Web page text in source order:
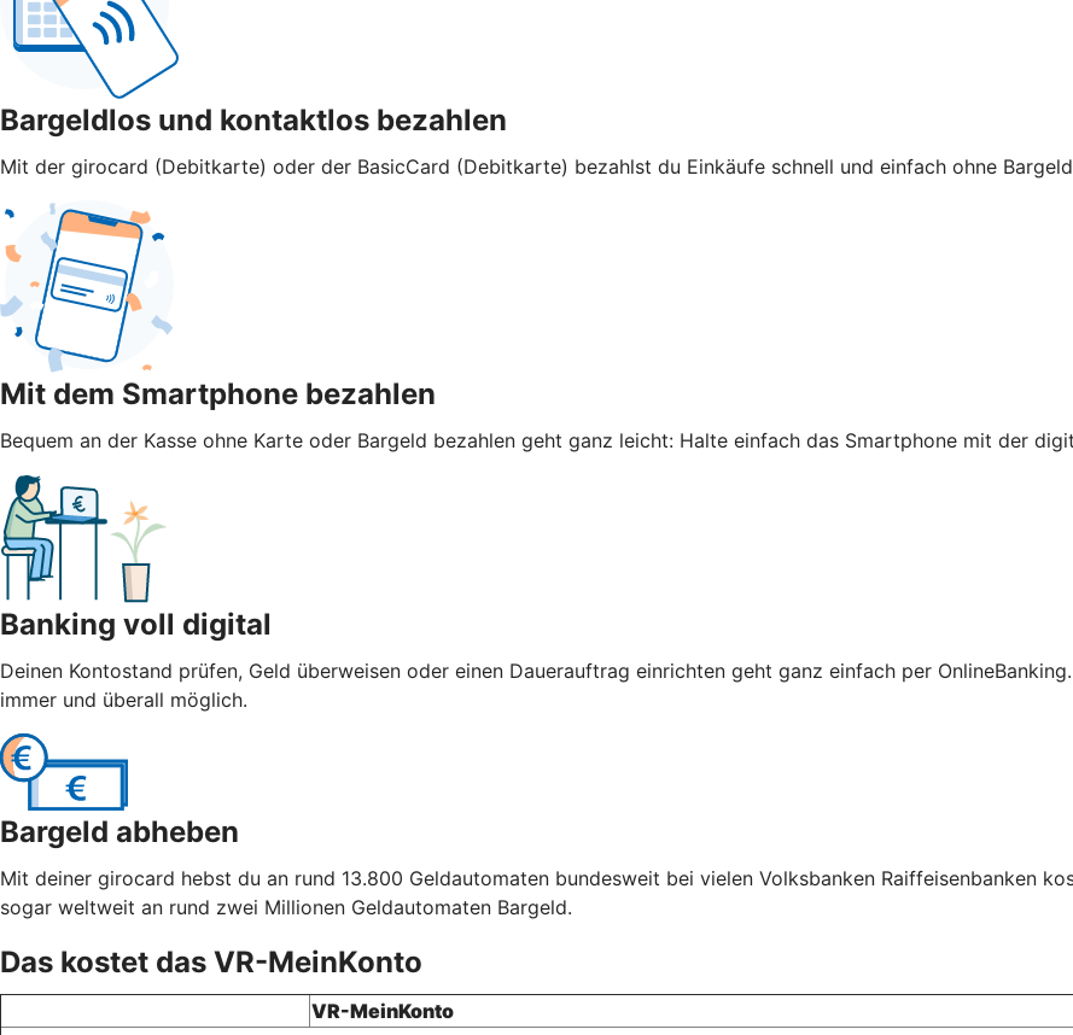
Bargeldlos und kontaktlos bezahlen
Mit der girocard (Debitkarte) oder der BasicCard (Debitkarte) bezahlst du Einkäufe schnell und einfach ohne
Mit dem Smartphone bezahlen
Bequem an der Kasse ohne Karte oder Bargeld bezahlen geht ganz leicht: Halte einfach das Smartphone mit der
Banking voll digital
Deinen Kontostand prüfen, Geld überweisen oder einen Dauerauftrag einrichten geht ganz einfach per
immer und überall möglich.
Bargeld abheben
Mit deiner girocard hebst du an rund 13.800 Geldautomaten bundesweit bei vielen Volksbanken Raiffeisenbanken
sogar weltweit an rund zwei Millionen Geldautomaten Bargeld.
Das kostet das VR-MeinKonto
VR-MeinKonto